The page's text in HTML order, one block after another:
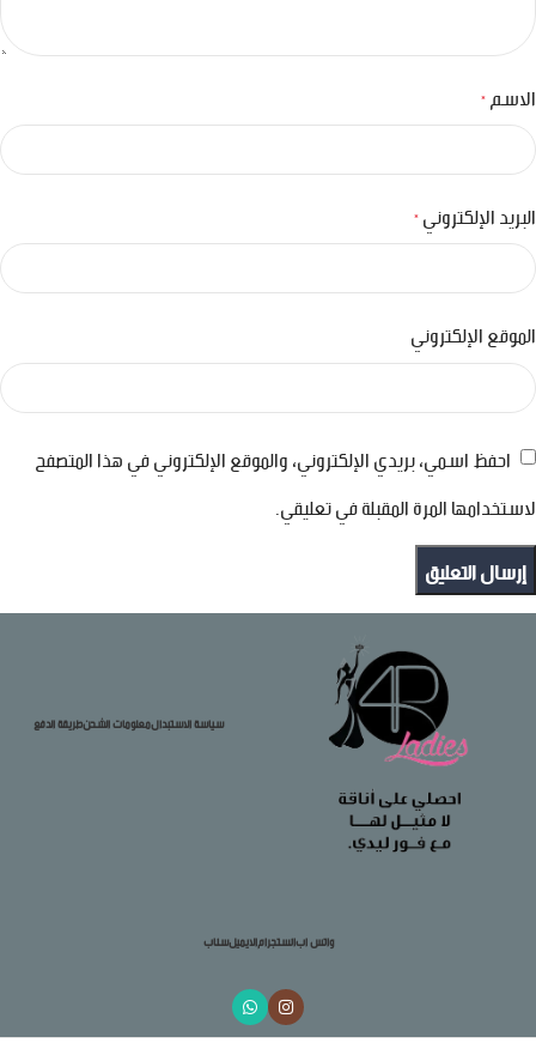
الاسم*
البريد الإلكتروني*
الموقع الإلكتروني
احفظ اسمي، بريدي الإلكتروني، والموقع الإلكتروني في هذا المتصفح
لاستخدامها المرة المقبلة في تعليقي.
سياسة الاستبدالمعلومات الشحنطريقة الدفع
واتس ابانستجرامالايميلسناب